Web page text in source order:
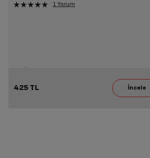
1 Yorum
425 TL